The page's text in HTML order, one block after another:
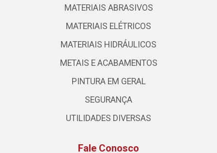
MATERIAIS ABRASIVOS
MATERIAIS ELÉTRICOS
MATERIAIS HIDRÁULICOS
METAIS E ACABAMENTOS
PINTURA EM GERAL
SEGURANÇA
UTILIDADES DIVERSAS
Fale Conosco